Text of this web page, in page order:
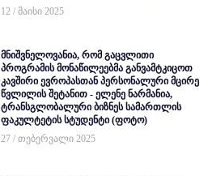
12 / მაისი 2025
მნიშვნელოვანია, რომ გაცვლითი
პროგრამის მონაწილეებმა განვამტკიცოთ
კავშირი ევროპასთან პერსონალური მცირე
წვლილის შეტანით - ელენე ნარმანია,
ტრანსგლობალური ბიზნეს სამართლის
ფაკულტეტის სტუდენტი (ფოტო)
27 / თებერვალი 2025